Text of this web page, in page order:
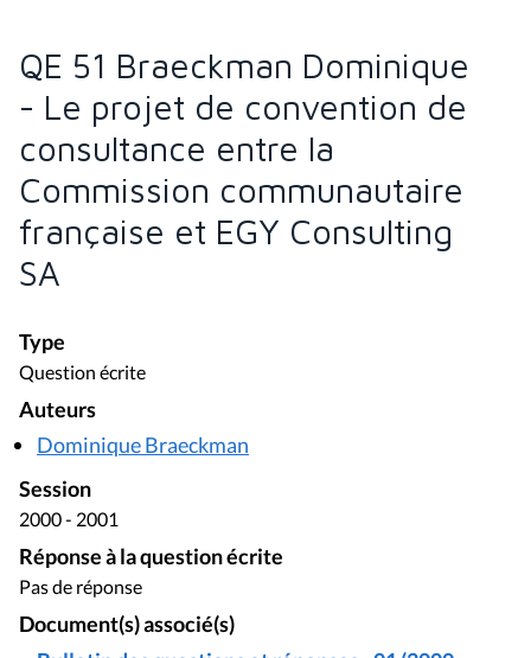
QE 51 Braeckman Dominique
- Le projet de convention de
consultance entre la
Commission communautaire
française et EGY Consulting
SA
Type
Question écrite
Auteurs
Dominique Braeckman
Session
2000 - 2001
Réponse à la question écrite
Pas de réponse
Document(s) associé(s)